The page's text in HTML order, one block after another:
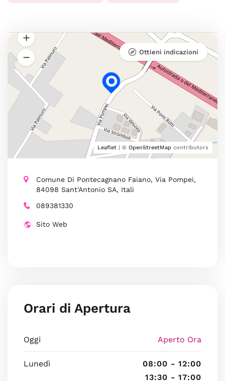
Leaflet | © OpenStreetMap contributors
Ottieni indicazioni
Comune Di Pontecagnano Faiano, Via Pompei,
84098 Sant'Antonio SA, Itali
089381330
Sito Web
Orari di Apertura
Oggi Aperto Ora
Lunedì
08:00 - 12:00
13:30 - 17:00